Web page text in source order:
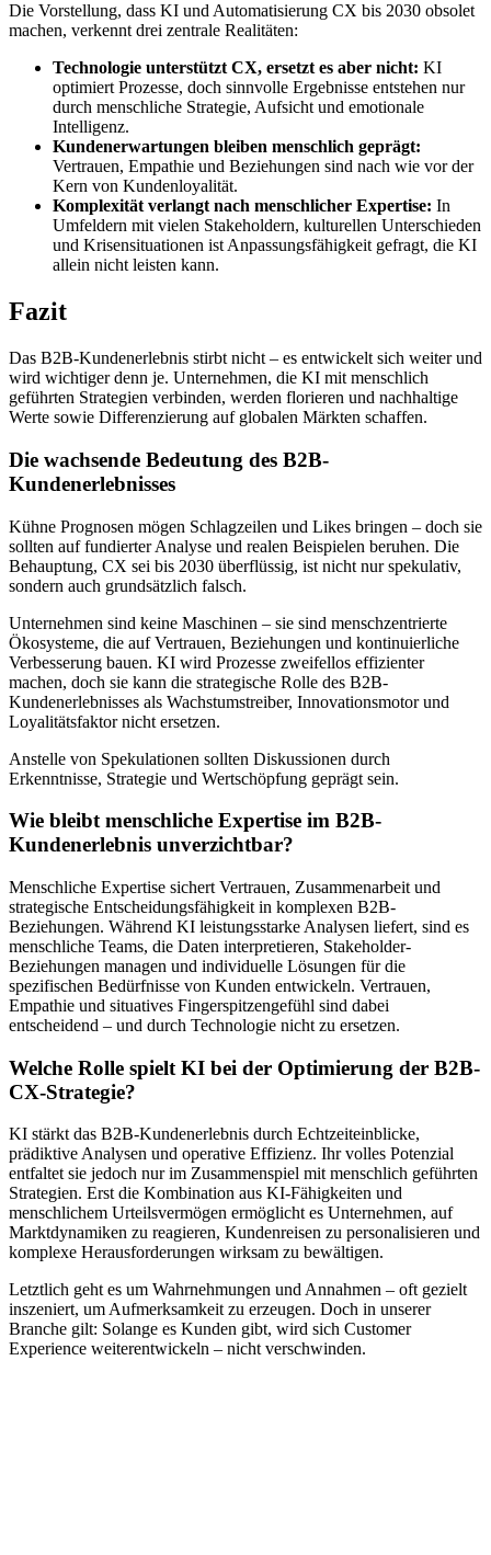
Die Vorstellung, dass KI und Automatisierung CX bis 2030 obsolet
machen, verkennt drei zentrale Realitäten:
Technologie unterstützt CX, ersetzt es aber nicht: KI
optimiert Prozesse, doch sinnvolle Ergebnisse entstehen nur
durch menschliche Strategie, Aufsicht und emotionale
Intelligenz.
Kundenerwartungen bleiben menschlich geprägt:
Vertrauen, Empathie und Beziehungen sind nach wie vor der
Kern von Kundenloyalität.
Komplexität verlangt nach menschlicher Expertise: In
Umfeldern mit vielen Stakeholdern, kulturellen Unterschieden
und Krisensituationen ist Anpassungsfähigkeit gefragt, die KI
allein nicht leisten kann.
Fazit
Das B2B-Kundenerlebnis stirbt nicht – es entwickelt sich weiter und
wird wichtiger denn je. Unternehmen, die KI mit menschlich
geführten Strategien verbinden, werden florieren und nachhaltige
Werte sowie Differenzierung auf globalen Märkten schaffen.
Die wachsende Bedeutung des B2B-
Kundenerlebnisses
Kühne Prognosen mögen Schlagzeilen und Likes bringen – doch sie
sollten auf fundierter Analyse und realen Beispielen beruhen. Die
Behauptung, CX sei bis 2030 überflüssig, ist nicht nur spekulativ,
sondern auch grundsätzlich falsch.
Unternehmen sind keine Maschinen – sie sind menschzentrierte
Ökosysteme, die auf Vertrauen, Beziehungen und kontinuierliche
Verbesserung bauen. KI wird Prozesse zweifellos effizienter
machen, doch sie kann die strategische Rolle des B2B-
Kundenerlebnisses als Wachstumstreiber, Innovationsmotor und
Loyalitätsfaktor nicht ersetzen.
Anstelle von Spekulationen sollten Diskussionen durch
Erkenntnisse, Strategie und Wertschöpfung geprägt sein.
Wie bleibt menschliche Expertise im B2B-
Kundenerlebnis unverzichtbar?
Menschliche Expertise sichert Vertrauen, Zusammenarbeit und
strategische Entscheidungsfähigkeit in komplexen B2B-
Beziehungen. Während KI leistungsstarke Analysen liefert, sind es
menschliche Teams, die Daten interpretieren, Stakeholder-
Beziehungen managen und individuelle Lösungen für die
spezifischen Bedürfnisse von Kunden entwickeln. Vertrauen,
Empathie und situatives Fingerspitzengefühl sind dabei
entscheidend – und durch Technologie nicht zu ersetzen.
Welche Rolle spielt KI bei der Optimierung der B2B-
CX-Strategie?
KI stärkt das B2B-Kundenerlebnis durch Echtzeiteinblicke,
prädiktive Analysen und operative Effizienz. Ihr volles Potenzial
entfaltet sie jedoch nur im Zusammenspiel mit menschlich geführten
Strategien. Erst die Kombination aus KI-Fähigkeiten und
menschlichem Urteilsvermögen ermöglicht es Unternehmen, auf
Marktdynamiken zu reagieren, Kundenreisen zu personalisieren und
komplexe Herausforderungen wirksam zu bewältigen.
Letztlich geht es um Wahrnehmungen und Annahmen – oft gezielt
inszeniert, um Aufmerksamkeit zu erzeugen. Doch in unserer
Branche gilt: Solange es Kunden gibt, wird sich Customer
Experience weiterentwickeln – nicht verschwinden.